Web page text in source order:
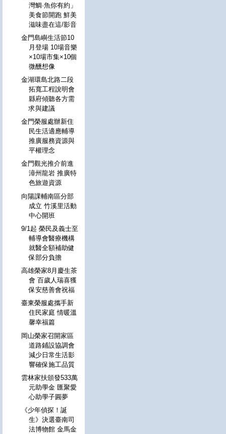
灣鯛·魚你有約」
美食節開跑 鮮美
滋味盡在這/影音
金門島嶼生活節10
月登場 10場音樂
×10場市集×10個
微醺想像
金湖環島北路二段
拓寬工程說明會
縣府傾聽各方需
求與建議
金門榮服處辦新住
民生活適應輔導
推廣服務資源與
平權理念
金門觀光推介前進
漳州龍岩 推廣特
色旅遊資源
向陽課輔南區分部
成立 竹溪里活動
中心開班
9/1起 榮民及義士至
輔導會醫療機構
就醫全額補助健
保部分負擔
高雄榮家8月慶生茶
會 百歲人瑞喜獲
保安慈善會祝福
臺東榮服處攜手新
住民家庭 情暖溫
馨幸福篇
岡山榮家召開家區
道路鋪設協調會
減少日常生活影
響確保施工品質
雲林家扶頒發533萬
元助學金 匯聚愛
心助學子圓夢
《少年偵探！誕
生》決選臺南司
法博物館 金馬金